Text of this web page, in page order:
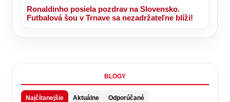
Ronaldinho posiela pozdrav na Slovensko.
Futbalová šou v Trnave sa nezadržateľne blíži!
BLOGY
Najčítanejšie Aktuálne Odporúčané